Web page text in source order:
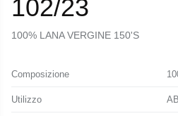
102/23
100% LANA VERGINE 150'S
Composizione
Utilizzo